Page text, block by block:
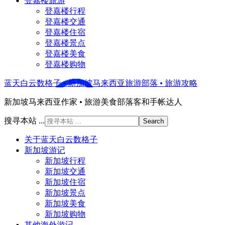
登嘉楼行程
登嘉楼交通
登嘉楼住宿
登嘉楼景点
登嘉楼美食
登嘉楼购物
蓝天白云数格子 • 新加坡马来西亚旅游部落 • 旅游攻略
新加坡马来西亚作家 • 旅游美食部落客和手帐达人
搜寻本站 ...
关于蓝天白云数格子
新加坡游记
新加坡行程
新加坡交通
新加坡住宿
新加坡景点
新加坡美食
新加坡购物